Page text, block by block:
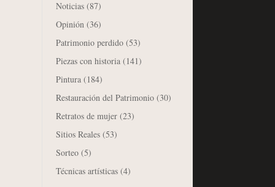
Noticias (87)
Opinión (36)
Patrimonio perdido (53)
Piezas con historia (141)
Pintura (184)
Restauración del Patrimonio (30)
Retratos de mujer (23)
Sitios Reales (53)
Sorteo (5)
Técnicas artísticas (4)